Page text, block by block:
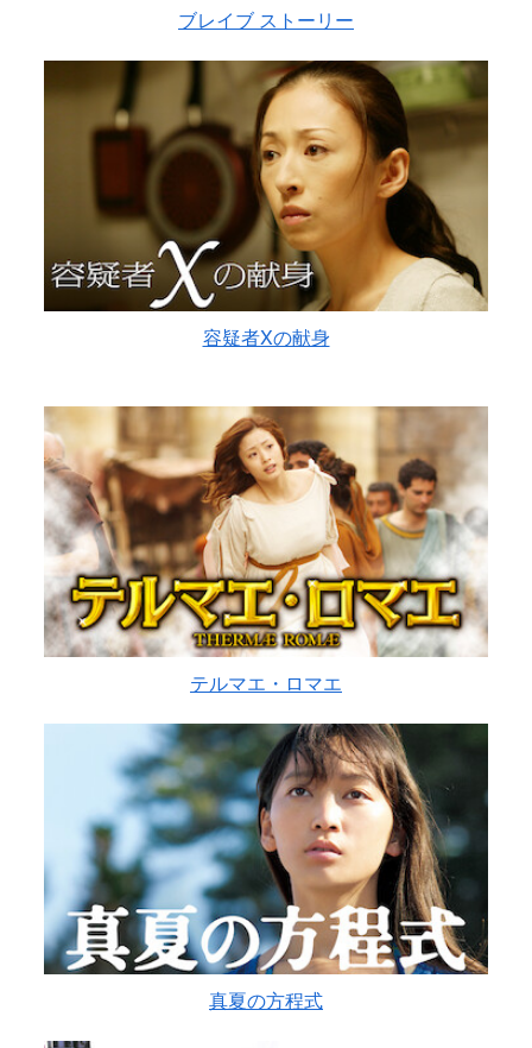
ブレイブ ストーリー
容疑者Xの献身
テルマエ・ロマエ
真夏の方程式